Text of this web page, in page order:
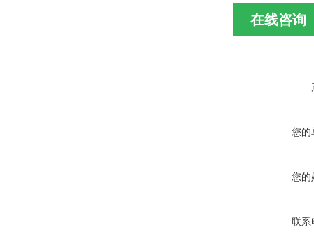
在线咨询
您的
您的
联系